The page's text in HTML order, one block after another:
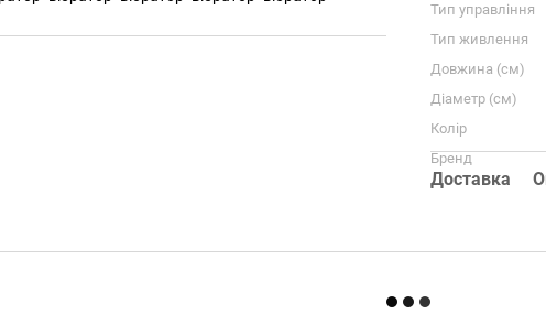
Тип управління
Тип живлення
Довжина (см)
Діаметр (см)
Колір
Бренд
Доставка